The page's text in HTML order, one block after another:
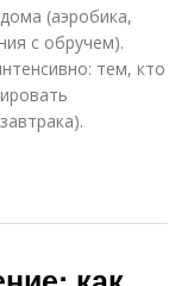
(аэробика,
с обручем).
тем, кто